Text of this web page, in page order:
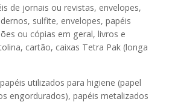
de jornais ou revistas, envelopes,
sulfite, envelopes, papéis
ou cópias em geral, livros e
cartão, caixas Tetra Pak (longa
utilizados para higiene (papel
engordurados), papéis metalizados